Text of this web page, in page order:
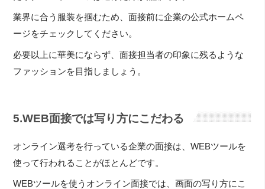
業界に合う服装を掴むため、面接前に企業の公式ホームペ
ージをチェックしてください。
必要以上に華美にならず、面接担当者の印象に残るような
ファッションを目指しましょう。
5.WEB面接では写り方にこだわる
オンライン選考を行っている企業の面接は、WEBツールを
使って行われることがほとんどです。
WEBツールを使うオンライン面接では、画面の写り方にこ